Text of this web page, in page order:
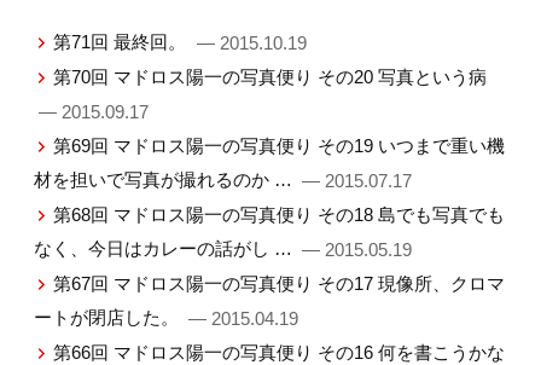
第71回 最終回。
— 2015.10.19
第70回 マドロス陽一の写真便り その20 写真という病
— 2015.09.17
第69回 マドロス陽一の写真便り その19 いつまで重い機
材を担いで写真が撮れるのか … — 2015.07.17
第68回 マドロス陽一の写真便り その18 島でも写真でも
なく、今日はカレーの話がし … — 2015.05.19
第67回 マドロス陽一の写真便り その17 現像所、クロマ
ートが閉店した。
— 2015.04.19
第66回 マドロス陽一の写真便り その16 何を書こうかな